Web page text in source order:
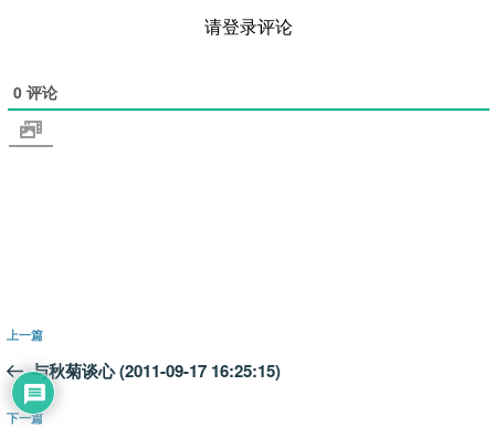
请登录评论
0 评论
文
导
航
上
一
篇
文
上一篇
与秋菊谈心 (2011-09-17 16:25:15)
下
下一篇